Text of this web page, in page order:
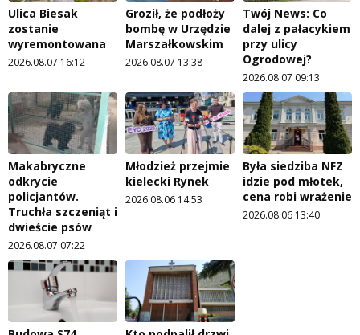
Ulica Biesak
zostanie
wyremontowana
2026.08.07 16:12
Groził, że podłoży
bombę w Urzędzie
Marszałkowskim
2026.08.07 13:38
Twój News: Co
dalej z pałacykiem
przy ulicy
Ogrodowej?
2026.08.07 09:13
Makabryczne
odkrycie
policjantów.
Truchła szczeniąt i
dwieście psów
2026.08.07 07:22
Młodzież przejmie
kielecki Rynek
2026.08.06 14:53
Była siedziba NFZ
idzie pod młotek,
cena robi wrażenie
2026.08.06 13:40